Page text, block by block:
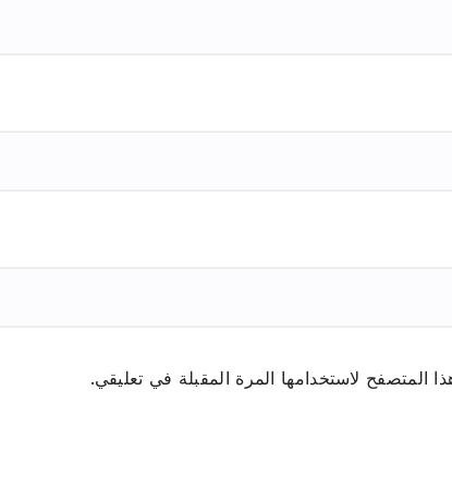
المتصفح لاستخدامها المرة المقبلة في تعليقي.